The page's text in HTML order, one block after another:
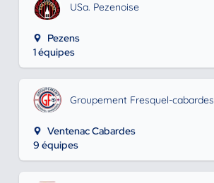
USa. Pezenoise
Pezens
1 équipes
Groupement Fresquel-cabardes
Ventenac Cabardes
9 équipes